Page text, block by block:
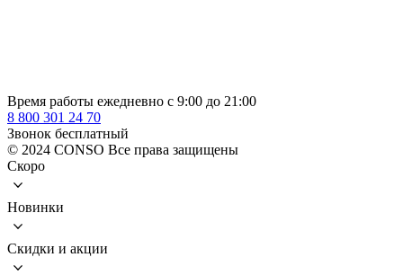
Время работы ежедневно с 9:00 до 21:00
8 800 301 24 70
Звонок бесплатный
© 2024 CONSO Все права защищены
Скоро
Новинки
Скидки и акции